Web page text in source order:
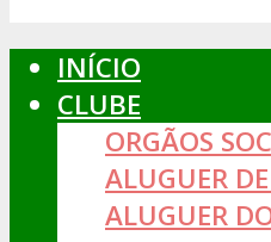
INÍCIO
CLUBE
ORGÃOS
ALUGUER
ALUGUER